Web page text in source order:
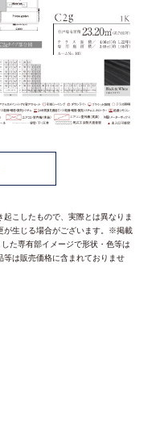
こしたもので、実際とは異なりま
が生じる場合がございます。※掲載
た専有部イメージで形状・色等は
は販売価格に含まれておりませ